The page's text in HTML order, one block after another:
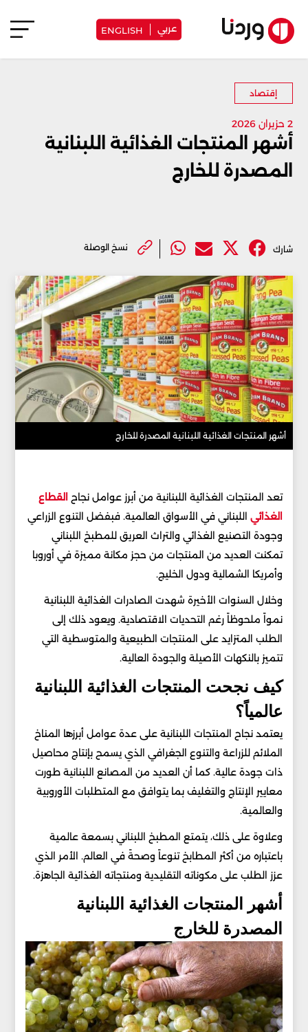
عربي ENGLISH
إقتصاد
2 حزيران 2026
أشهر المنتجات الغذائية اللبنانية
المصدرة للخارج
شارك نسخ الوصلة
أشهر المنتجات الغذائية اللبنانية المصدرة للخارج
تعد المنتجات الغذائية اللبنانية من أبرز عوامل نجاح
القطاع
الغذائي اللبناني في الأسواق العالمية. فبفضل التنوع الزراعي
وجودة التصنيع الغذائي والتراث العريق للمطبخ اللبناني
تمكنت العديد من المنتجات من حجز مكانة مميزة في أوروبا
وأمريكا الشمالية ودول الخليج.
وخلال السنوات الأخيرة شهدت الصادرات الغذائية اللبنانية
نمواً ملحوظاً رغم التحديات الاقتصادية. ويعود ذلك إلى
الطلب المتزايد على المنتجات الطبيعية والمتوسطية التي
تتميز بالنكهات الأصيلة والجودة العالية.
كيف نجحت المنتجات الغذائية اللبنانية
عالمياً؟
يعتمد نجاح المنتجات اللبنانية على عدة عوامل أبرزها المناخ
الملائم للزراعة والتنوع الجغرافي الذي يسمح بإنتاج محاصيل
ذات جودة عالية. كما أن العديد من المصانع اللبنانية طورت
معايير الإنتاج والتغليف بما يتوافق مع المتطلبات الأوروبية
والعالمية.
وعلاوة على ذلك، يتمتع المطبخ اللبناني بسمعة عالمية
باعتباره من أكثر المطابخ تنوعاً وصحةً في العالم. الأمر الذي
عزز الطلب على مكوناته التقليدية ومنتجاته الغذائية الجاهزة.
أشهر المنتجات الغذائية اللبنانية
المصدرة للخارج